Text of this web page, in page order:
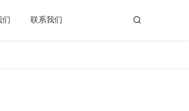
们 联系我们